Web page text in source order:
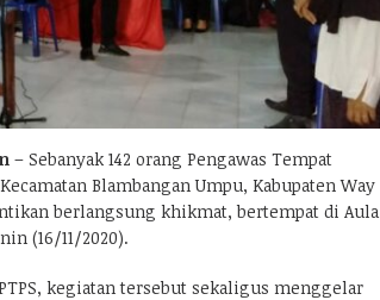
– Sebanyak 142 orang Pengawas Tempat
Blambangan Umpu, Kabupaten Way
berlangsung khikmat, bertempat di Aula
(16/11/2020).
kegiatan tersebut sekaligus menggelar